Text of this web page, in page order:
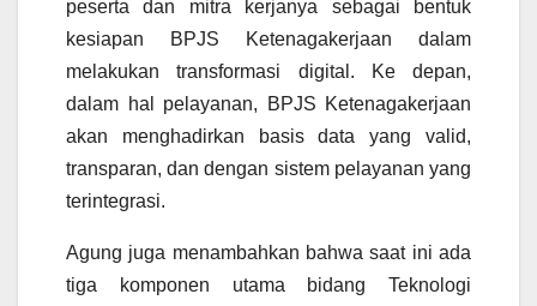
peserta dan mitra kerjanya sebagai bentuk
kesiapan BPJS Ketenagakerjaan dalam
melakukan transformasi digital. Ke depan,
dalam hal pelayanan, BPJS Ketenagakerjaan
akan menghadirkan basis data yang valid,
transparan, dan dengan sistem pelayanan yang
terintegrasi.
Agung juga menambahkan bahwa saat ini ada
tiga komponen utama bidang Teknologi